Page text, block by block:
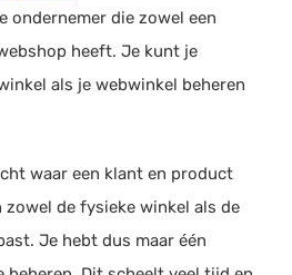
ondernemer die zowel een
heeft. Je kunt je
als je webwinkel beheren
waar een klant en product
de fysieke winkel als de
Je hebt dus maar één